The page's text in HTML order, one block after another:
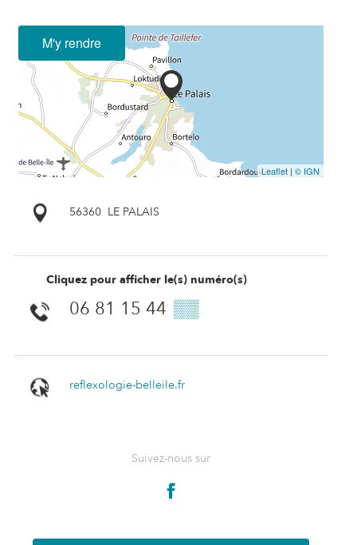
M'y rendre
Leaflet | © IGN
56360 LE PALAIS
Cliquez pour afficher le(s) numéro(s)
06 81 15 44 ▒▒
reflexologie-belleile.fr
Suivez-nous sur